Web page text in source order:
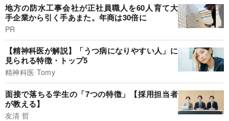
地方の防水工事会社が正社員職人を60人育て大
手企業から引く手あまた。年商は30倍に
PR
【精神科医が解説】「うつ病になりやすい人」に
見られる特徴・トップ5
精神科医 Tomy
面接で落ちる学生の「7つの特徴」【採用担当者
が教える】
友清 哲